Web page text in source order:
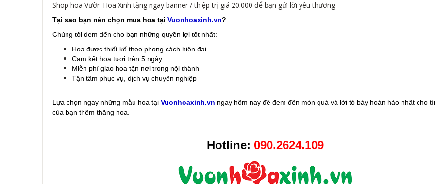
Shop hoa Vườn Hoa Xinh tặng ngay banner / thiệp trị giá 20.000 để bạn gửi lời yêu thương
Tại sao bạn nên chọn mua hoa tại Vuonhoaxinh.vn?
Chúng tôi đem đến cho bạn những quyền lợi tốt nhất:
Hoa được thiết kế theo phong cách hiện đại
Cam kết hoa tươi trên 5 ngày
Miễn phí giao hoa tận nơi trong nội thành
Tận tâm phục vụ, dịch vụ chuyên nghiệp
Lựa chọn ngay những mẫu hoa tại Vuonhoaxinh.vn ngay hôm nay để đem đến món quà và lời tỏ bày hoàn hảo nhất cho
của bạn thêm thăng hoa.
Hotline: 090.2624.109